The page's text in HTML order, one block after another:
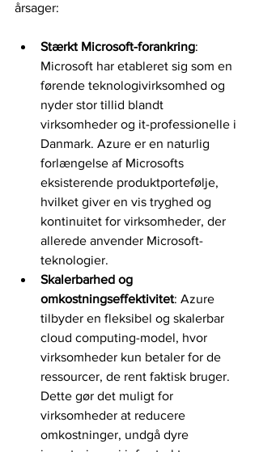
årsager:
Stærkt Microsoft-forankring:
Microsoft har etableret sig som en
førende teknologivirksomhed og
nyder stor tillid blandt
virksomheder og it-professionelle i
Danmark. Azure er en naturlig
forlængelse af Microsofts
eksisterende produktportefølje,
hvilket giver en vis tryghed og
kontinuitet for virksomheder, der
allerede anvender Microsoft-
teknologier.
Skalerbarhed og
omkostningseffektivitet: Azure
tilbyder en fleksibel og skalerbar
cloud computing-model, hvor
virksomheder kun betaler for de
ressourcer, de rent faktisk bruger.
Dette gør det muligt for
virksomheder at reducere
omkostninger, undgå dyre